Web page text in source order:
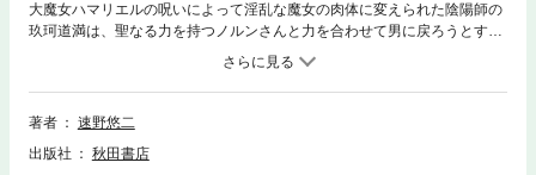
大魔女ハマリエルの呪いによって淫乱な魔女の肉体に変えられた陰陽師の
玖珂道満は、聖なる力を持つノルンさんと力を合わせて男に戻ろうとす
る。だがハマリエルの淫らな罠が少女となった玖珂君に襲いかかる! セク
著者
速野悠二
出版社
秋田書店